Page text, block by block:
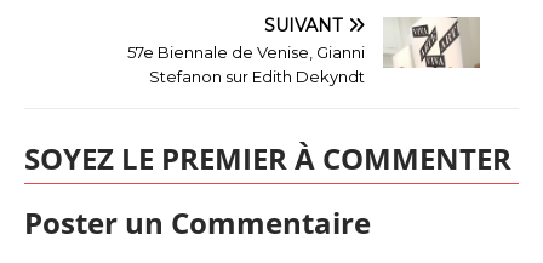
SUIVANT
57e Biennale de Venise, Gianni
Stefanon sur Edith Dekyndt
SOYEZ LE PREMIER À COMMENTER
Poster un Commentaire